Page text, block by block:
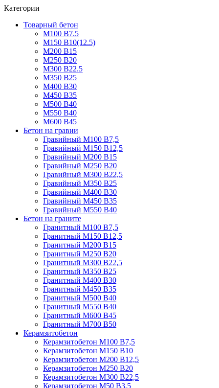
Категории
Товарный бетон
М100 В7.5
М150 В10(12.5)
М200 В15
М250 В20
М300 В22.5
М350 В25
М400 В30
М450 В35
М500 В40
М550 В40
М600 В45
Бетон на гравии
Гравийный М100 В7,5
Гравийный М150 В12,5
Гравийный М200 В15
Гравийный М250 В20
Гравийный М300 В22,5
Гравийный М350 В25
Гравийный М400 В30
Гравийный М450 В35
Гравийный М550 В40
Бетон на граните
Гранитный М100 В7,5
Гранитный М150 В12,5
Гранитный М200 В15
Гранитный М250 В20
Гранитный М300 В22,5
Гранитный М350 В25
Гранитный М400 В30
Гранитный М450 В35
Гранитный М500 В40
Гранитный М550 В40
Гранитный М600 В45
Гранитный М700 В50
Керамзитобетон
Керамзитобетон М100 В7,5
Керамзитобетон М150 В10
Керамзитобетон М200 В12,5
Керамзитобетон М250 В20
Керамзитобетон М300 В22,5
Керамзитобетон М50 В3,5